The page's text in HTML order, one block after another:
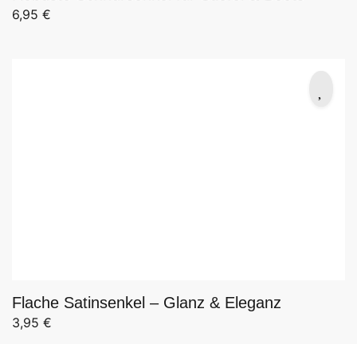
6,95 €
Flache Satinsenkel – Glanz & Eleganz
3,95 €